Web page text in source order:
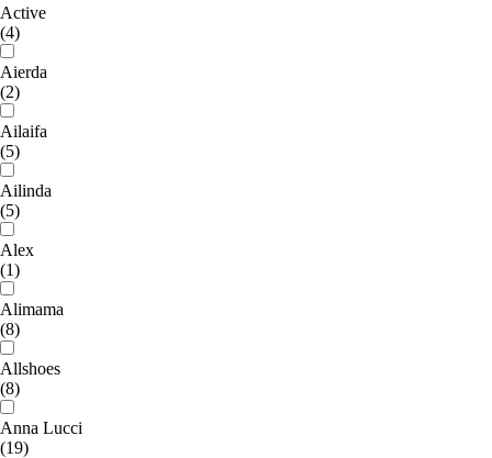
Active
(4)
Aierda
(2)
Ailaifa
(5)
Ailinda
(5)
Alex
(1)
Alimama
(8)
Allshoes
(8)
Anna Lucci
(19)